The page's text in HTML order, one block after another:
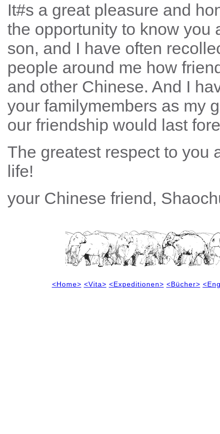
It#s a great pleasure and
the opportunity to know you
son, and I have often
people around me how
and other Chinese. And I
your familymembers as my
our friendship would last
The greatest respect to you
life!
your Chinese friend,
<Home> <Vita> <Expeditionen> <Bücher>